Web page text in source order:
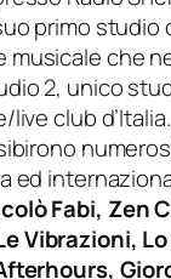
primo studio
che
2, unico
club
ed
Fabi, Zen
Vibrazioni,